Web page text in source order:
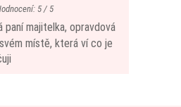
5 / 5
paní majitelka, opravdová
místě, která ví co je